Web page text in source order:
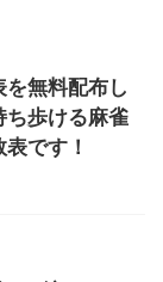
無料配布し
ち歩ける麻雀
です！